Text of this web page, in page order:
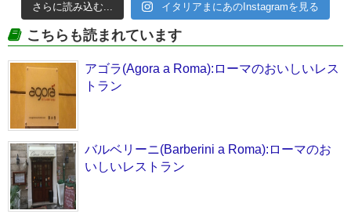
さらに読み込む... イタリアまにあのInstagramを見る
こちらも読まれています
アゴラ(Agora a Roma):ローマのおいしいレス
トラン
バルベリーニ(Barberini a Roma):ローマのお
いしいレストラン